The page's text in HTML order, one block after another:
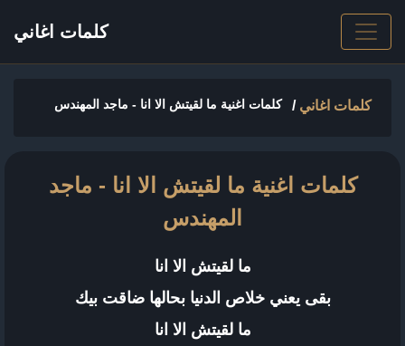
كلمات اغاني
كلمات اغاني/ كلمات اغنية ما لقيتش الا انا - ماجد المهندس
كلمات اغنية ما لقيتش الا انا - ماجد
المهندس
ما لقيتش الا انا
بقى يعني خلاص الدنيا بحالها ضاقت بيك
ما لقيتش الا انا